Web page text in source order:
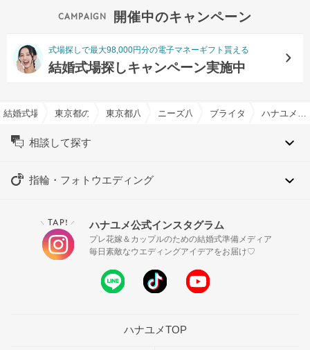
開催中のキャンペーン
式場探しで最大98,000円分の電子マネーギフト貰える
結婚式場探しキャンペーン実施中
結婚式場を探すならハナユメ
東京都の結婚式場一覧東京都八王子市の結婚式場一覧
ニーズ八王子 by T&G WEDDING(旧
ブライダルフェア一覧ハナユメ限定【当館人気No1】森の挙式＆おもてなし演出×試食×最大150万優待
相談して探す
指輪・フォトウエディング
＼ TAP! ／ ハナユメ公式インスタグラム
プレ花嫁＆カップルのための結婚式準備メディア
毎日素敵なウエディングアイデアをお届け♡
ハナユメTOP